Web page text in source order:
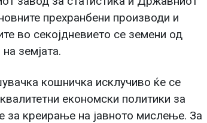
прехранбени производи и
во секојдневието се земени од
земјата.
кошничка исклучиво ќе се
економски политики за
за креирање на јавното мислење. За